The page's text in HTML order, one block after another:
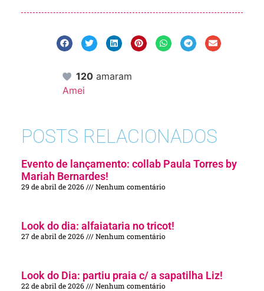
120 amaram
Amei
POSTS RELACIONADOS
Evento de lançamento: collab Paula Torres by
Mariah Bernardes!
29 de abril de 2026 Nenhum comentário
Look do dia: alfaiataria no tricot!
27 de abril de 2026 Nenhum comentário
Look do Dia: partiu praia c/ a sapatilha Liz!
22 de abril de 2026 Nenhum comentário